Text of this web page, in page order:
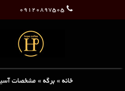
۰۹۱۲۰۸۹۷۵۰۵
خانه » برگه » مشخصات